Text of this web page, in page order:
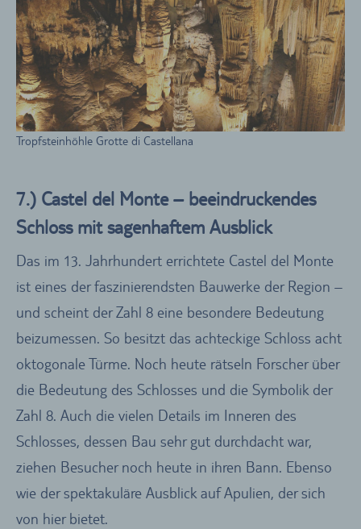
Tropfsteinhöhle Grotte di Castellana
7.) Castel del Monte – beeindruckendes
Schloss mit sagenhaftem Ausblick
Das im 13. Jahrhundert errichtete Castel del Monte
ist eines der faszinierendsten Bauwerke der Region –
und scheint der Zahl 8 eine besondere Bedeutung
beizumessen. So besitzt das achteckige Schloss acht
oktogonale Türme. Noch heute rätseln Forscher über
die Bedeutung des Schlosses und die Symbolik der
Zahl 8. Auch die vielen Details im Inneren des
Schlosses, dessen Bau sehr gut durchdacht war,
ziehen Besucher noch heute in ihren Bann. Ebenso
wie der spektakuläre Ausblick auf Apulien, der sich
von hier bietet.